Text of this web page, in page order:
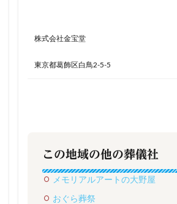
株式会社金宝堂
東京都葛飾区白鳥2-5-5
この地域の他の葬儀社
メモリアルアートの大野屋
おぐら葬祭